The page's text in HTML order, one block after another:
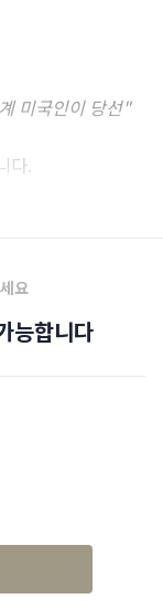
미국인이 당선"
다.
요
능합니다